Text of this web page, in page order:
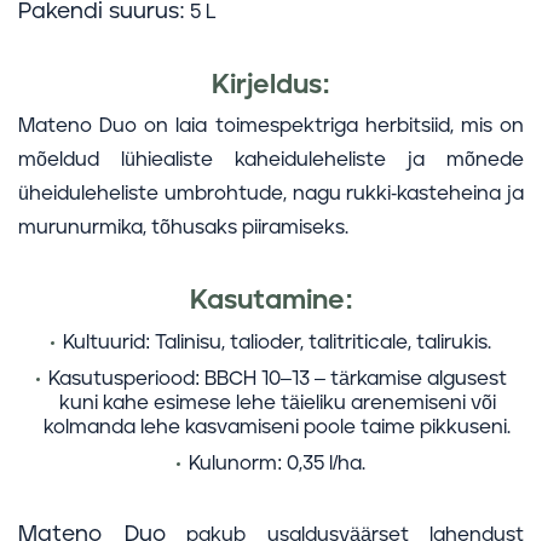
Pakendi suurus: 5 L
Kirjeldus:
Mateno Duo on laia toimespektriga herbitsiid, mis on
mõeldud lühiealiste kaheiduleheliste ja mõnede
üheiduleheliste umbrohtude, nagu rukki-kasteheina ja
murunurmika, tõhusaks piiramiseks.
Kasutamine:
Kultuurid: Talinisu, talioder, talitriticale, talirukis.
Kasutusperiood: BBCH 10–13 – tärkamise algusest
kuni kahe esimese lehe täieliku arenemiseni või
kolmanda lehe kasvamiseni poole taime pikkuseni.
Kulunorm: 0,35 l/ha.
Mateno Duopakub usaldusväärset lahendust